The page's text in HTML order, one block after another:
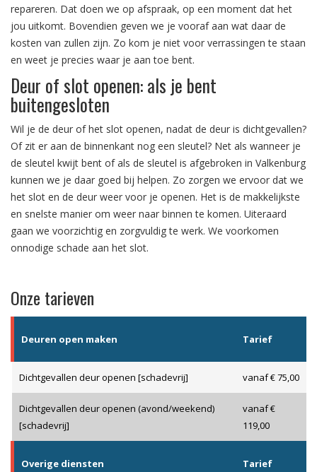
repareren. Dat doen we op afspraak, op een moment dat het
jou uitkomt. Bovendien geven we je vooraf aan wat daar de
kosten van zullen zijn. Zo kom je niet voor verrassingen te staan
en weet je precies waar je aan toe bent.
Deur of slot openen: als je bent
buitengesloten
Wil je de deur of het slot openen, nadat de deur is dichtgevallen?
Of zit er aan de binnenkant nog een sleutel? Net als wanneer je
de sleutel kwijt bent of als de sleutel is afgebroken in Valkenburg
kunnen we je daar goed bij helpen. Zo zorgen we ervoor dat we
het slot en de deur weer voor je openen. Het is de makkelijkste
en snelste manier om weer naar binnen te komen. Uiteraard
gaan we voorzichtig en zorgvuldig te werk. We voorkomen
onnodige schade aan het slot.
Onze tarieven
Deuren open maken Tarief
Dichtgevallen deur openen [schadevrij] vanaf € 75,00
Dichtgevallen deur openen (avond/weekend)
[schadevrij]
vanaf €
119,00
Overige diensten Tarief